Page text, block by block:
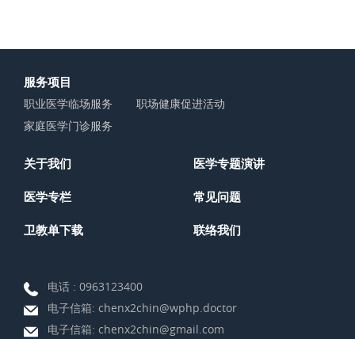
服务项目
职业医学临场服务
职场健康促进活动
家庭医学门诊服务
关于我们 医学专题演讲
医学专栏 常见问题
卫教单下载 联络我们
电话 : 0963123400
电子信箱: chenx2chin@wphp.doctor
电子信箱: chenx2chin@gmail.com